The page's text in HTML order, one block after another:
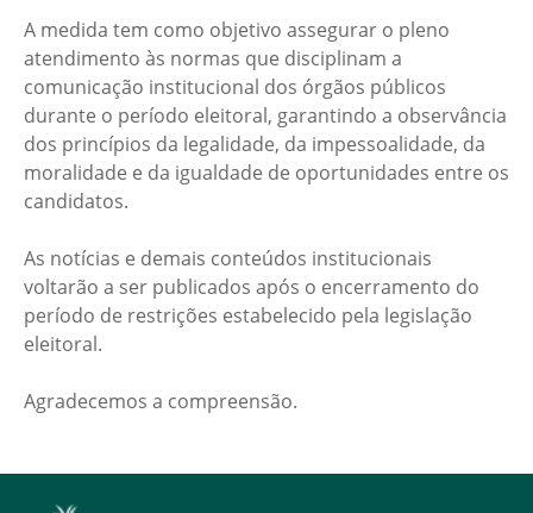
A medida tem como objetivo assegurar o pleno
atendimento às normas que disciplinam a
comunicação institucional dos órgãos públicos
durante o período eleitoral, garantindo a observância
dos princípios da legalidade, da impessoalidade, da
moralidade e da igualdade de oportunidades entre os
candidatos.
As notícias e demais conteúdos institucionais
voltarão a ser publicados após o encerramento do
período de restrições estabelecido pela legislação
eleitoral.
Agradecemos a compreensão.